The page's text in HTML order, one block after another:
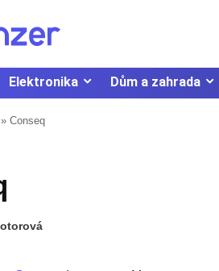
Elektronika Dům a zahrada
» Conseq